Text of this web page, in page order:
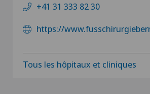
+41 31 333 82 30
https://
Tous les hôpitaux et cliniques